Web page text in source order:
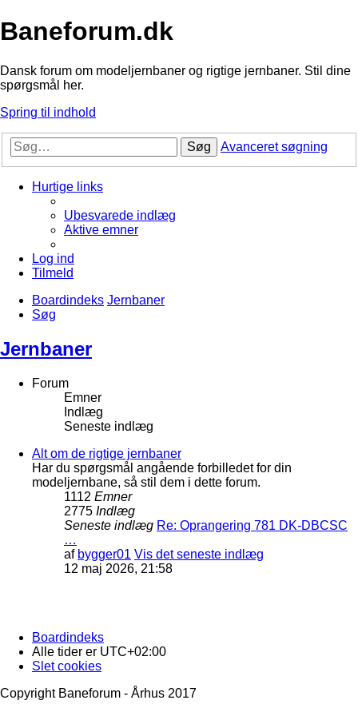
Baneforum.dk
Dansk forum om modeljernbaner og rigtige jernbaner. Stil dine
spørgsmål her.
Spring til indhold
Søg Avanceret søgning
Hurtige links
Ubesvarede indlæg
Aktive emner
Log ind
Tilmeld
Boardindeks Jernbaner
Søg
Jernbaner
Forum
Emner
Indlæg
Seneste indlæg
Alt om de rigtige jernbaner
Har du spørgsmål angående forbilledet for din
modeljernbane, så stil dem i dette forum.
1112 Emner
2775 Indlæg
Seneste indlæg Re: Oprangering 781 DK-DBCSC
…
af bygger01 Vis det seneste indlæg
12 maj 2026, 21:58
Boardindeks
Alle tider er UTC+02:00
Slet cookies
Copyright Baneforum - Århus 2017